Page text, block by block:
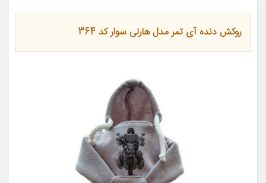
روکش دنده آی تمر مدل هارلی سوار کد 364